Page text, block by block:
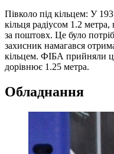
Півколо під кільцем: У
кільця радіусом 1.2
за поштовх. Це було
захисник намагався
кільцем. ФІБА прийняли
дорівнює 1.25 метра.
Обладнання